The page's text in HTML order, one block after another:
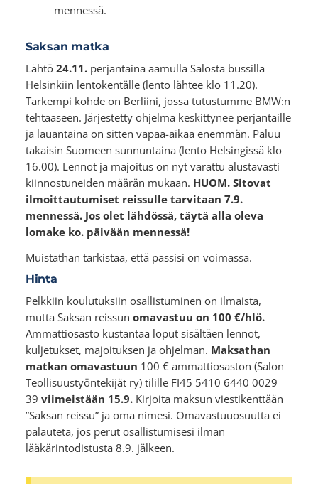
mennessä.
Saksan matka
Lähtö 24.11.perjantaina aamulla Salosta bussilla
Helsinkiin lentokentälle (lento lähtee klo 11.20).
Tarkempi kohde on Berliini, jossa tutustumme BMW:n
tehtaaseen. Järjestetty ohjelma keskittynee perjantaille
ja lauantaina on sitten vapaa-aikaa enemmän. Paluu
takaisin Suomeen sunnuntaina (lento Helsingissä klo
16.00). Lennot ja majoitus on nyt varattu alustavasti
kiinnostuneiden määrän mukaan. HUOM. Sitovat
ilmoittautumiset reissulle tarvitaan 7.9.
mennessä. Jos olet lähdössä, täytä alla oleva
lomake ko. päivään mennessä!
Muistathan tarkistaa, että passisi on voimassa.
Hinta
Pelkkiin koulutuksiin osallistuminen on ilmaista,
mutta Saksan reissun omavastuu on 100 €/hlö.
Ammattiosasto kustantaa loput sisältäen lennot,
kuljetukset, majoituksen ja ohjelman. Maksathan
matkan omavastuun 100 € ammattiosaston (Salon
Teollisuustyöntekijät ry) tilille FI45 5410 6440 0029
39 viimeistään 15.9. Kirjoita maksun viestikenttään
”Saksan reissu” ja oma nimesi. Omavastuuosuutta ei
palauteta, jos perut osallistumisesi ilman
lääkärintodistusta 8.9. jälkeen.